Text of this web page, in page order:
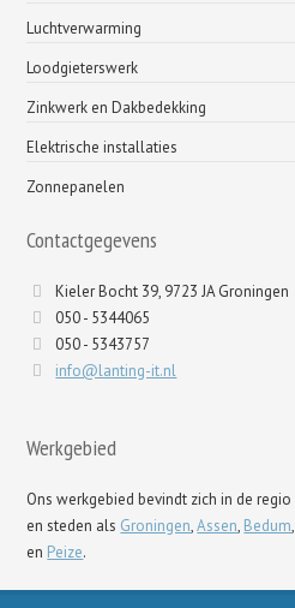
Luchtverwarming
Loodgieterswerk
Zinkwerk en Dakbedekking
Elektrische installaties
Zonnepanelen
Contactgegevens
Kieler Bocht 39, 9723 JA Groningen
050 - 5344065
050 - 5343757
info@lanting-it.nl
Werkgebied
Ons werkgebied bevindt zich in de
en steden als Groningen,Assen, Bedum,
en Peize.